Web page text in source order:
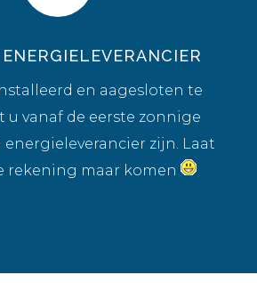
en aagesloten te
u vanaf de eerste zonnige
zijn. Laat
rekening maar komen